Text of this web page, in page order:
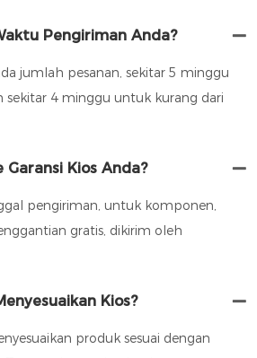
Pengiriman Anda?
jumlah pesanan, sekitar 5 minggu
sekitar 4 minggu untuk kurang dari
Garansi Kios Anda?
pengiriman, untuk komponen,
gratis, dikirim oleh
Kios?
produk sesuai dengan